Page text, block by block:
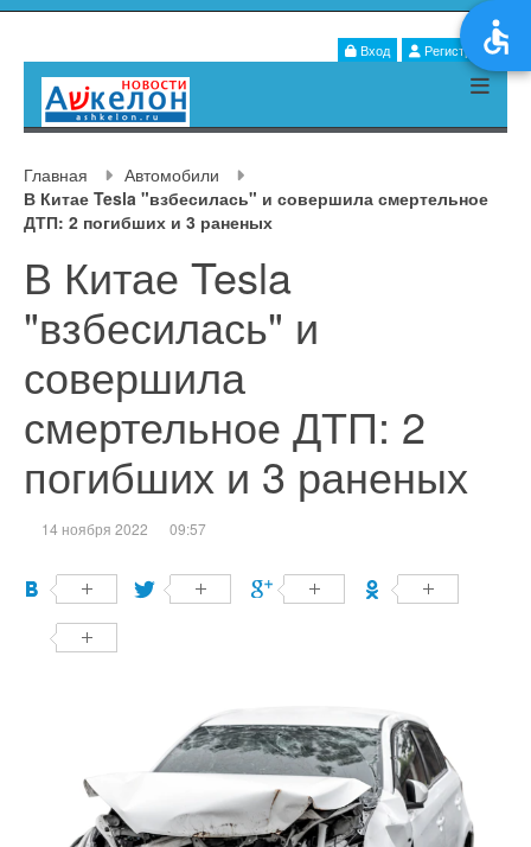
Вход Регистрация
Главная
Автомобили
В Китае Tesla "взбесилась" и совершила смертельное
ДТП: 2 погибших и 3 раненых
В Китае Tesla
"взбесилась" и
совершила
смертельное ДТП: 2
погибших и 3 раненых
14 ноября 2022 09:57